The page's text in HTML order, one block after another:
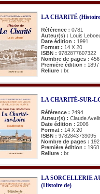
LA CHARITÉ
Référence : 0781
Auteur(s) : Louis
Date édition : 1991
Format : 14 X 20
ISBN : 9782877607322
Nombre de pages : 456
Première édition : 1897
Reliure : br.
LA CHARITÉ-SUR-
Référence : 2494
Auteur(s) : Claude
Date édition : 2006
Format : 14 X 20
ISBN : 9782843739095
Nombre de pages : 192
Première édition : 1968
Reliure : br.
LA SORCELLERIE
(Histoire de)